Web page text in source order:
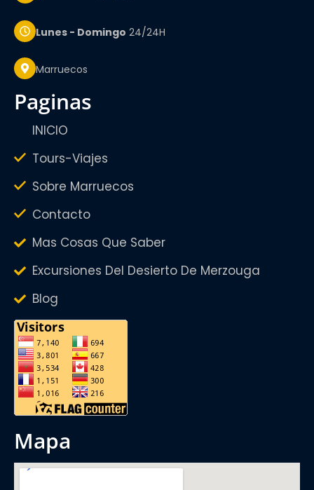
Lunes - Domingo 24/24H
Marruecos
paginas
INICIO
Tours-Viajes
Sobre Marruecos
Contacto
Mas Cosas Que Saber
Excursiones Del Desierto De Merzouga
Blog
mapa